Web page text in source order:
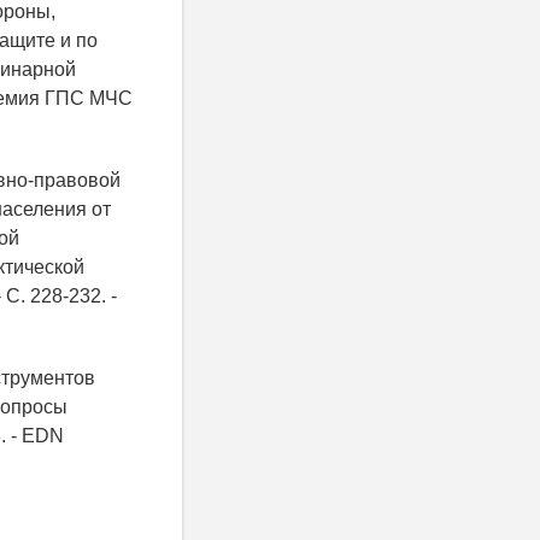
и по
ГПС МЧС
правовой
от
228-232. -
- EDN